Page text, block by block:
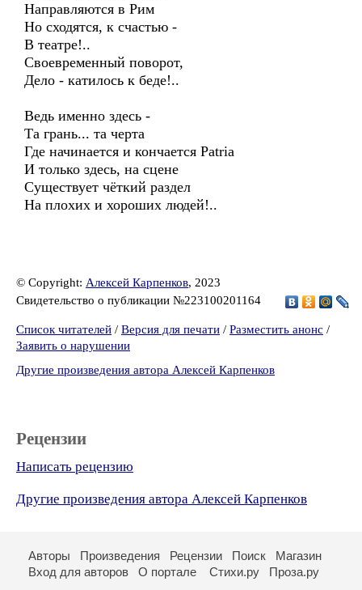
Направляются в Рим
Но сходятся, к счастью -
В театре!..
Своевременный поворот,
Дело - катилось к беде!..
Ведь именно здесь -
Та грань... та черта
Где начинается и кончается Patria
И только здесь, на сцене
Существует чёткий раздел
На плохих и хороших людей!..
© Copyright: Алексей Карпенков, 2023
Свидетельство о публикации №223100201164
Список читателей / Версия для печати / Разместить анонс /
Заявить о нарушении
Другие произведения автора Алексей Карпенков
Рецензии
Написать рецензию
Другие произведения автора Алексей Карпенков
Авторы Произведения Рецензии Поиск
Магазин
Вход для авторов
О портале Стихи.ру Проза.ру